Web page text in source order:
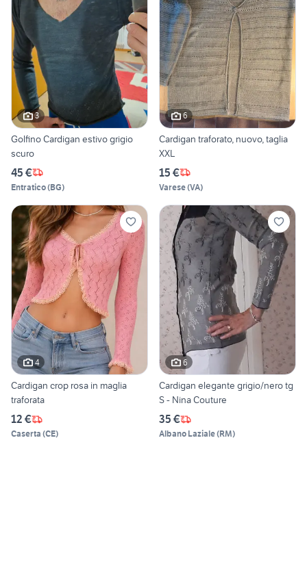
3
Golfino Cardigan estivo grigio
scuro
45 €
Entratico(BG)
6
Cardigan traforato, nuovo, taglia
XXL
15 €
Varese(VA)
4
Cardigan crop rosa in maglia
traforata
12 €
Caserta (CE)
6
Cardigan elegante grigio/nero tg
S - Nina Couture
35 €
Albano Laziale(RM)